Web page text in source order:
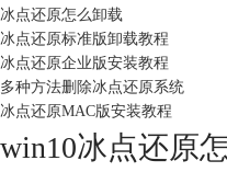
冰点还原怎么卸载
冰点还原标准版卸载教程
冰点还原企业版安装教程
多种方法删除冰点还原系统
冰点还原MAC版安装教程
win10冰点还原